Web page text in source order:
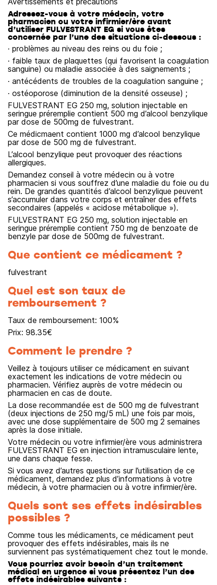
Adressez-vous à votre médecin, votre
pharmacien ou votre infirmier/ère avant
d’utiliser FULVESTRANT EG si vous êtes
concernée par l’une des situations ci-dessous :
· problèmes au niveau des reins ou du foie ;
· faible taux de plaquettes (qui favorisent la coagulation
sanguine) ou maladie associée à des saignements ;
· antécédents de troubles de la coagulation sanguine ;
· ostéoporose (diminution de la densité osseuse) ;
FULVESTRANT EG 250 mg, solution injectable en
seringue préremplie contient 500 mg d’alcool benzylique
par dose de 500mg de fulvestrant.
Ce médicmaent contient 1000 mg d’alcool benzylique
par dose de 500 mg de fulvestrant.
L’alcool benzylique peut provoquer des réactions
allergiques.
Demandez conseil à votre médecin ou à votre
pharmacien si vous souffrez d’une maladie du foie ou du
rein. De grandes quantités d’alcool benzylique peuvent
s’accumuler dans votre corps et entraîner des effets
secondaires (appelés « acidose métabolique »).
FULVESTRANT EG 250 mg, solution injectable en
seringue préremplie contient 750 mg de benzoate de
benzyle par dose de 500mg de fulvestrant.
Que contient ce médicament ?
fulvestrant
Quel est son taux de
remboursement ?
Taux de remboursement: 100%
Prix: 98.35€
Comment le prendre ?
Veillez à toujours utiliser ce médicament en suivant
exactement les indications de votre médecin ou
pharmacien. Vérifiez auprès de votre médecin ou
pharmacien en cas de doute.
La dose recommandée est de 500 mg de fulvestrant
(deux injections de 250 mg/5 mL) une fois par mois,
avec une dose supplémentaire de 500 mg 2 semaines
après la dose initiale.
Votre médecin ou votre infirmier/ère vous administrera
FULVESTRANT EG en injection intramusculaire lente,
une dans chaque fesse.
Si vous avez d’autres questions sur l’utilisation de ce
médicament, demandez plus d’informations à votre
médecin, à votre pharmacien ou à votre infirmier/ère.
Quels sont ses effets indésirables
possibles ?
Comme tous les médicaments, ce médicament peut
provoquer des effets indésirables, mais ils ne
surviennent pas systématiquement chez tout le monde.
Vous pourriez avoir besoin d’un traitement
médical en urgence si vous présentez l’un des
effets indésirables suivants :